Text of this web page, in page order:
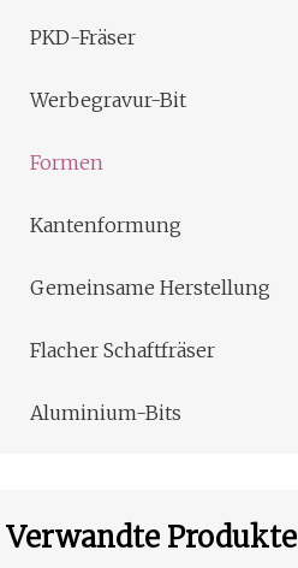
PKD-Fräser
Werbegravur-Bit
Formen
Kantenformung
Gemeinsame Herstellung
Flacher Schaftfräser
Aluminium-Bits
Verwandte Produkte